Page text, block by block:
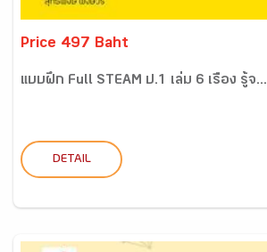
Price 497 Baht
แบบฝึก Full STEAM ป.1 เล่ม 6 เรื่อง รู้จ...
DETAIL